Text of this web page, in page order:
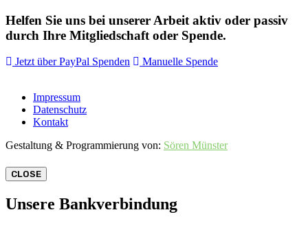
Helfen Sie uns bei unserer Arbeit aktiv oder passiv
durch Ihre Mitgliedschaft oder Spende.
Jetzt über PayPal Spenden Manuelle Spende
Impressum
Datenschutz
Kontakt
Gestaltung & Programmierung von: Sören Münster
CLOSE
Unsere Bankverbindung